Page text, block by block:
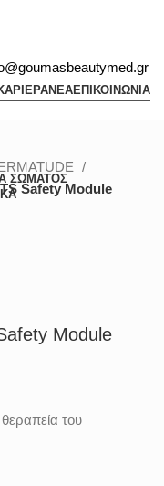
ΝΕΑΕΠΙΚΟΙΝΩΝΙΑ
ΣΩΜΑΤΟΣ
Safety Module
Module
του